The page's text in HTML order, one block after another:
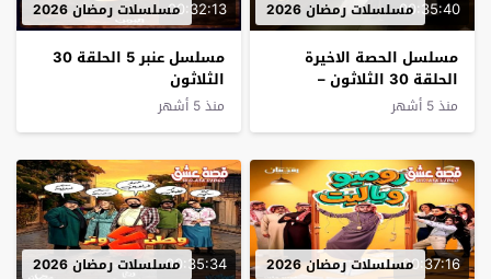
00:35:40مسلسلات رمضان 2026
مسلسل الحصة الاخيرة
الحلقة 30 الثلاثون –
كواليس
منذ 5 أشهر
00:32:13مسلسلات رمضان 2026
مسلسل عنبر 5 الحلقة 30
الثلاثون
منذ 5 أشهر
00:37:16مسلسلات رمضان 2026 00:35:34مسلسلات رمضان 2026